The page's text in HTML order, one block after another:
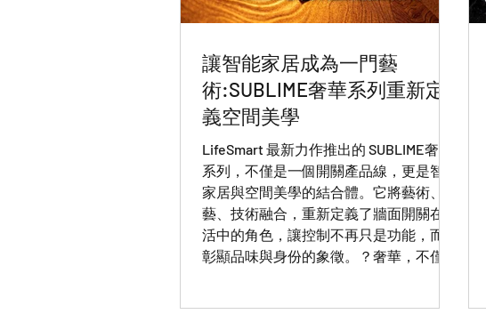
讓智能家居成為一門藝
術:SUBLIME奢華系列重新定
義空間美學
LifeSmart 最新力作推出的 SUBLIME奢華
系列，不僅是一個開關產品線，更是智能
家居與空間美學的結合體。它將藝術、工
藝、技術融合，重新定義了牆面開關在生
活中的角色，讓控制不再只是功能，而是
彰顯品味與身份的象徵。？奢華，不僅是